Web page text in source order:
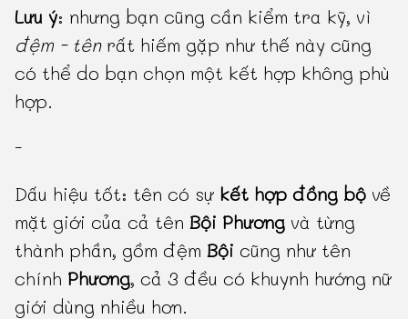
Lưu ý: nhưng bạn cũng cần kiểm tra kỹ, vì
đệm - tênrất hiếm gặp như thế này cũng
có thể do bạn chọn một kết hợp không phù
hợp.
-
Dấu hiệu tốt: tên có sự kết hợp đồng bộ về
mặt giới của cả tênBội Phương và từng
thành phần, gồm đệmBội cũng như tên
chính Phương, cả 3 đều có khuynh hướng nữ
giới dùng nhiều hơn.